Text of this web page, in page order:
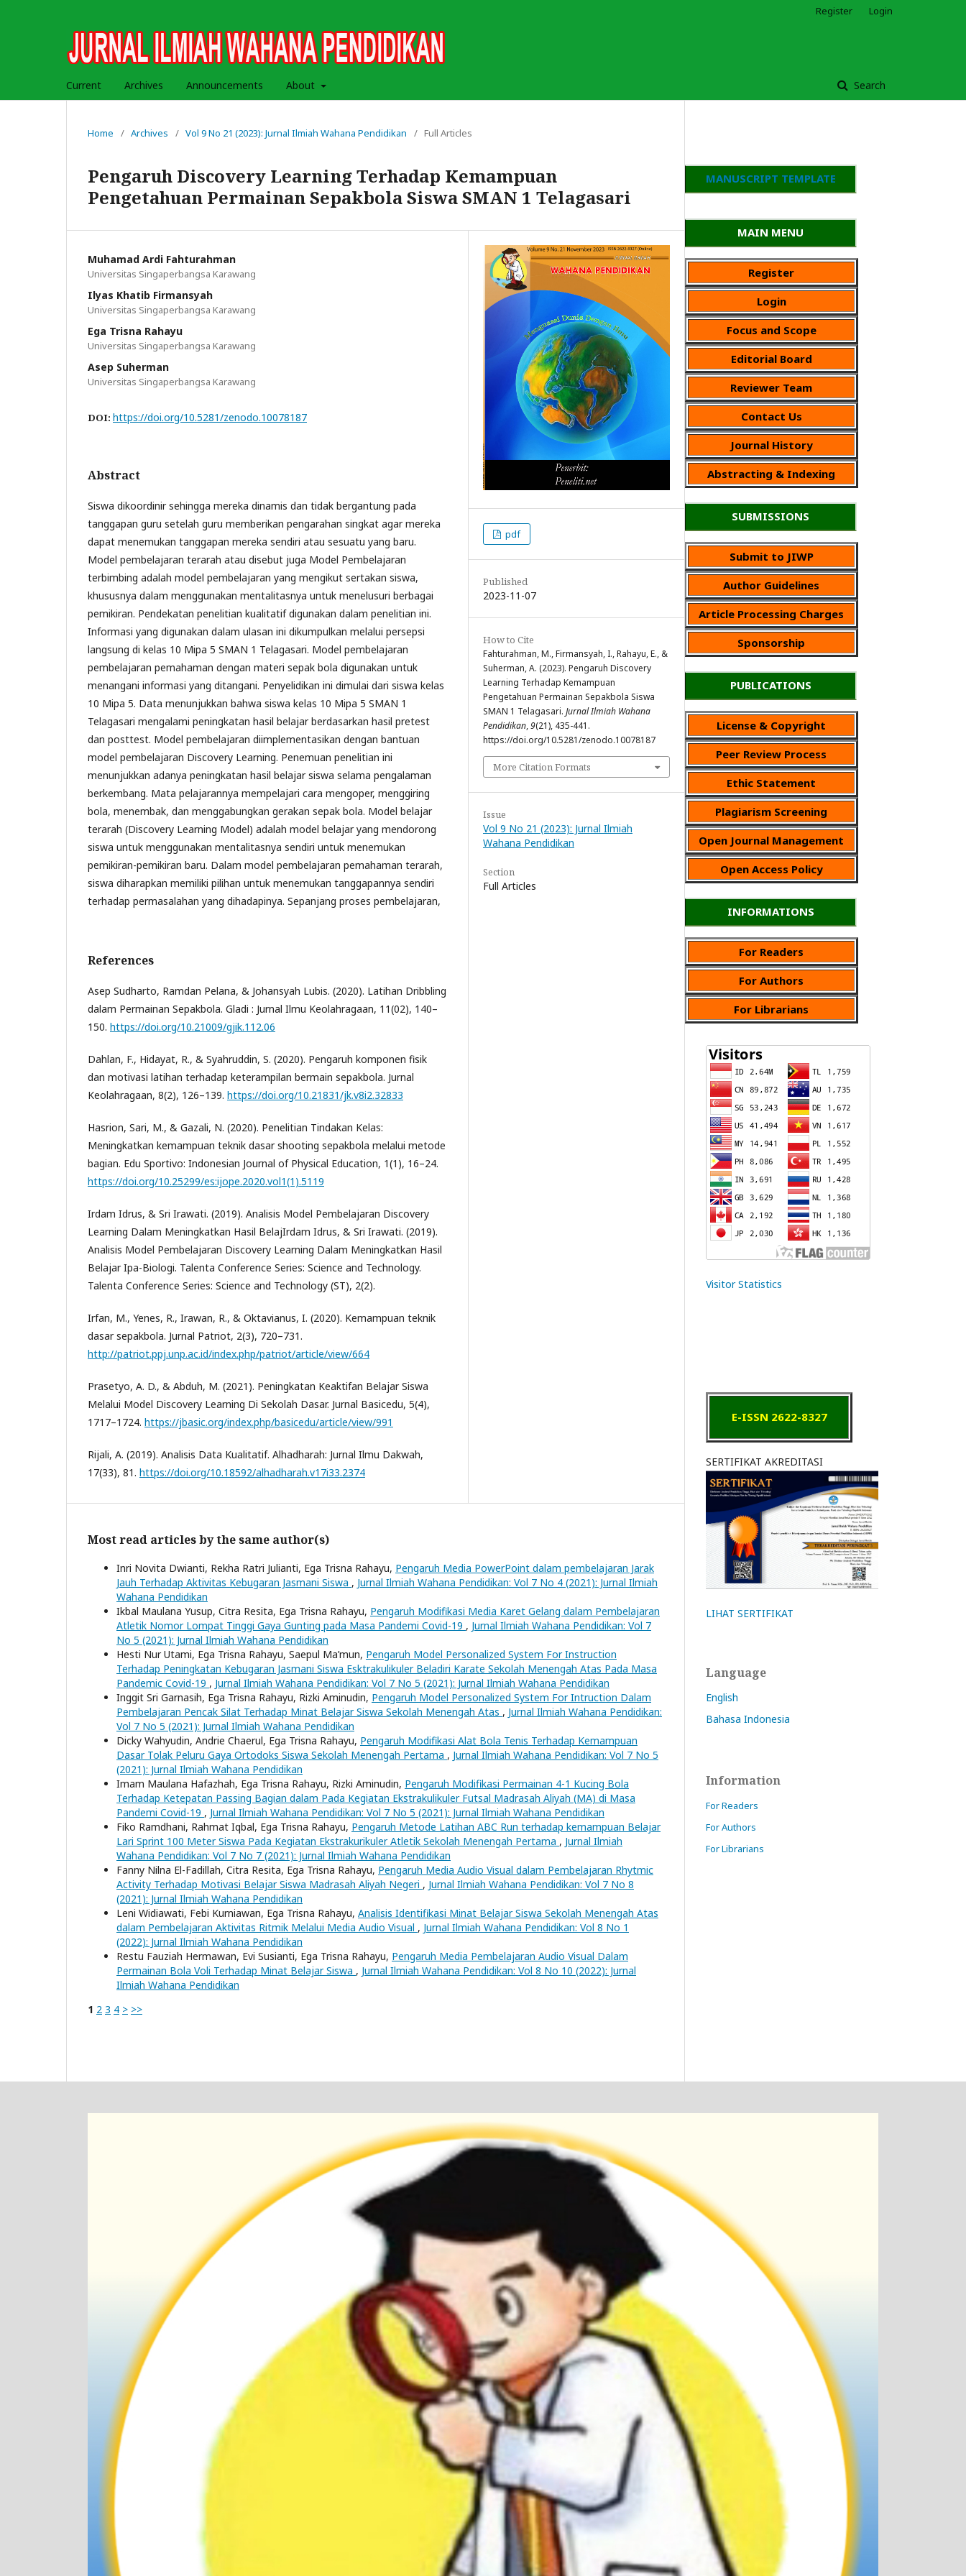
Current Archives Announcements About Search
Register Login
Home / Archives / Vol 9 No 21 (2023): Jurnal Ilmiah Wahana Pendidikan / Full Articles
Pengaruh Discovery Learning Terhadap Kemampuan
Pengetahuan Permainan Sepakbola Siswa SMAN 1 Telagasari
Muhamad Ardi Fahturahman
Universitas Singaperbangsa Karawang
Ilyas Khatib Firmansyah
Universitas Singaperbangsa Karawang
Ega Trisna Rahayu
Universitas Singaperbangsa Karawang
Asep Suherman
Universitas Singaperbangsa Karawang
DOI: https://doi.org/10.5281/zenodo.10078187
Abstract
Siswa dikoordinir sehingga mereka dinamis dan tidak bergantung pada
tanggapan guru setelah guru memberikan pengarahan singkat agar mereka
dapat menemukan tanggapan mereka sendiri atau sesuatu yang baru.
Model pembelajaran terarah atau disebut juga Model Pembelajaran
terbimbing adalah model pembelajaran yang mengikut sertakan siswa,
khususnya dalam menggunakan mentalitasnya untuk menelusuri berbagai
pemikiran. Pendekatan penelitian kualitatif digunakan dalam penelitian ini.
Informasi yang digunakan dalam ulasan ini dikumpulkan melalui persepsi
langsung di kelas 10 Mipa 5 SMAN 1 Telagasari. Model pembelajaran
pembelajaran pemahaman dengan materi sepak bola digunakan untuk
menangani informasi yang ditangani. Penyelidikan ini dimulai dari siswa kelas
10 Mipa 5. Data menunjukkan bahwa siswa kelas 10 Mipa 5 SMAN 1
Telagasari mengalami peningkatan hasil belajar berdasarkan hasil pretest
dan posttest. Model pembelajaran diimplementasikan dengan bantuan
model pembelajaran Discovery Learning. Penemuan penelitian ini
menunjukkan adanya peningkatan hasil belajar siswa selama pengalaman
berkembang. Mata pelajarannya mempelajari cara mengoper, menggiring
bola, menembak, dan menggabungkan gerakan sepak bola. Model belajar
terarah (Discovery Learning Model) adalah model belajar yang mendorong
siswa untuk menggunakan mentalitasnya sendiri untuk menemukan
pemikiran-pemikiran baru. Dalam model pembelajaran pemahaman terarah,
siswa diharapkan memiliki pilihan untuk menemukan tanggapannya sendiri
terhadap permasalahan yang dihadapinya. Sepanjang proses pembelajaran,
References
Asep Sudharto, Ramdan Pelana, & Johansyah Lubis. (2020). Latihan Dribbling
dalam Permainan Sepakbola. Gladi : Jurnal Ilmu Keolahragaan, 11(02), 140–
150. https://doi.org/10.21009/gjik.112.06
Dahlan, F., Hidayat, R., & Syahruddin, S. (2020). Pengaruh komponen fisik
dan motivasi latihan terhadap keterampilan bermain sepakbola. Jurnal
Keolahragaan, 8(2), 126–139. https://doi.org/10.21831/jk.v8i2.32833
Hasrion, Sari, M., & Gazali, N. (2020). Penelitian Tindakan Kelas:
Meningkatkan kemampuan teknik dasar shooting sepakbola melalui metode
bagian. Edu Sportivo: Indonesian Journal of Physical Education, 1(1), 16–24.
https://doi.org/10.25299/es:ijope.2020.vol1(1).5119
Irdam Idrus, & Sri Irawati. (2019). Analisis Model Pembelajaran Discovery
Learning Dalam Meningkatkan Hasil BelajIrdam Idrus, & Sri Irawati. (2019).
Analisis Model Pembelajaran Discovery Learning Dalam Meningkatkan Hasil
Belajar Ipa-Biologi. Talenta Conference Series: Science and Technology.
Talenta Conference Series: Science and Technology (ST), 2(2).
Irfan, M., Yenes, R., Irawan, R., & Oktavianus, I. (2020). Kemampuan teknik
dasar sepakbola. Jurnal Patriot, 2(3), 720–731.
http://patriot.ppj.unp.ac.id/index.php/patriot/article/view/664
Prasetyo, A. D., & Abduh, M. (2021). Peningkatan Keaktifan Belajar Siswa
Melalui Model Discovery Learning Di Sekolah Dasar. Jurnal Basicedu, 5(4),
1717–1724. https://jbasic.org/index.php/basicedu/article/view/991
Rijali, A. (2019). Analisis Data Kualitatif. Alhadharah: Jurnal Ilmu Dakwah,
17(33), 81. https://doi.org/10.18592/alhadharah.v17i33.2374
pdf
Published
2023-11-07
How to Cite
Fahturahman, M., Firmansyah, I., Rahayu, E., &
Suherman, A. (2023). Pengaruh Discovery
Learning Terhadap Kemampuan
Pengetahuan Permainan Sepakbola Siswa
SMAN 1 Telagasari. Jurnal Ilmiah Wahana
Pendidikan,9(21), 435-441.
https://doi.org/10.5281/zenodo.10078187
More Citation Formats
Issue
Vol 9 No 21 (2023): Jurnal Ilmiah
Wahana Pendidikan
Section
Full Articles
Most read articles by the same author(s)
Inri Novita Dwianti, Rekha Ratri Julianti, Ega Trisna Rahayu, Pengaruh Media PowerPoint dalam pembelajaran Jarak
Jauh Terhadap Aktivitas Kebugaran Jasmani Siswa , Jurnal Ilmiah Wahana Pendidikan: Vol 7 No 4 (2021): Jurnal Ilmiah
Wahana Pendidikan
Ikbal Maulana Yusup, Citra Resita, Ega Trisna Rahayu, Pengaruh Modifikasi Media Karet Gelang dalam Pembelajaran
Atletik Nomor Lompat Tinggi Gaya Gunting pada Masa Pandemi Covid-19 , Jurnal Ilmiah Wahana Pendidikan: Vol 7
No 5 (2021): Jurnal Ilmiah Wahana Pendidikan
Hesti Nur Utami, Ega Trisna Rahayu, Saepul Ma’mun, Pengaruh Model Personalized System For Instruction
Terhadap Peningkatan Kebugaran Jasmani Siswa Esktrakulikuler Beladiri Karate Sekolah Menengah Atas Pada Masa
Pandemic Covid-19 , Jurnal Ilmiah Wahana Pendidikan: Vol 7 No 5 (2021): Jurnal Ilmiah Wahana Pendidikan
Inggit Sri Garnasih, Ega Trisna Rahayu, Rizki Aminudin, Pengaruh Model Personalized System For Intruction Dalam
Pembelajaran Pencak Silat Terhadap Minat Belajar Siswa Sekolah Menengah Atas , Jurnal Ilmiah Wahana Pendidikan:
Vol 7 No 5 (2021): Jurnal Ilmiah Wahana Pendidikan
Dicky Wahyudin, Andrie Chaerul, Ega Trisna Rahayu, Pengaruh Modifikasi Alat Bola Tenis Terhadap Kemampuan
Dasar Tolak Peluru Gaya Ortodoks Siswa Sekolah Menengah Pertama , Jurnal Ilmiah Wahana Pendidikan: Vol 7 No 5
(2021): Jurnal Ilmiah Wahana Pendidikan
Imam Maulana Hafazhah, Ega Trisna Rahayu, Rizki Aminudin, Pengaruh Modifikasi Permainan 4-1 Kucing Bola
Terhadap Ketepatan Passing Bagian dalam Pada Kegiatan Ekstrakulikuler Futsal Madrasah Aliyah (MA) di Masa
Pandemi Covid-19 , Jurnal Ilmiah Wahana Pendidikan: Vol 7 No 5 (2021): Jurnal Ilmiah Wahana Pendidikan
Fiko Ramdhani, Rahmat Iqbal, Ega Trisna Rahayu, Pengaruh Metode Latihan ABC Run terhadap kemampuan Belajar
Lari Sprint 100 Meter Siswa Pada Kegiatan Ekstrakurikuler Atletik Sekolah Menengah Pertama , Jurnal Ilmiah
Wahana Pendidikan: Vol 7 No 7 (2021): Jurnal Ilmiah Wahana Pendidikan
Fanny Nilna El-Fadillah, Citra Resita, Ega Trisna Rahayu, Pengaruh Media Audio Visual dalam Pembelajaran Rhytmic
Activity Terhadap Motivasi Belajar Siswa Madrasah Aliyah Negeri , Jurnal Ilmiah Wahana Pendidikan: Vol 7 No 8
(2021): Jurnal Ilmiah Wahana Pendidikan
Leni Widiawati, Febi Kurniawan, Ega Trisna Rahayu, Analisis Identifikasi Minat Belajar Siswa Sekolah Menengah Atas
dalam Pembelajaran Aktivitas Ritmik Melalui Media Audio Visual , Jurnal Ilmiah Wahana Pendidikan: Vol 8 No 1
(2022): Jurnal Ilmiah Wahana Pendidikan
Restu Fauziah Hermawan, Evi Susianti, Ega Trisna Rahayu, Pengaruh Media Pembelajaran Audio Visual Dalam
Permainan Bola Voli Terhadap Minat Belajar Siswa , Jurnal Ilmiah Wahana Pendidikan: Vol 8 No 10 (2022): Jurnal
Ilmiah Wahana Pendidikan
1 2 3 4 > >>
MANUSCRIPT TEMPLATE
MAIN MENU
Register
Login
Focus and Scope
Editorial Board
Reviewer Team
Contact Us
Journal History
Abstracting & Indexing
SUBMISSIONS
Submit to JIWP
Author Guidelines
Article Processing Charges
Sponsorship
PUBLICATIONS
License & Copyright
Peer Review Process
Ethic Statement
Plagiarism Screening
Open Journal Management
Open Access Policy
INFORMATIONS
For Readers
For Authors
For Librarians
Visitor Statistics
E-ISSN 2622-8327
SERTIFIKAT AKREDITASI
LIHAT SERTIFIKAT
Language
English
Bahasa Indonesia
Information
For Readers
For Authors
For Librarians